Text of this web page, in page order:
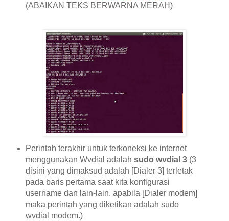
(ABAIKAN TEKS BERWARNA MERAH)
Perintah terakhir untuk terkoneksi ke internet
menggunakan Wvdial adalah sudo wvdial 3 (3
disini yang dimaksud adalah [Dialer 3] terletak
pada baris pertama saat kita konfigurasi
username dan lain-lain. apabila [Dialer modem]
maka perintah yang diketikan adalah sudo
wvdial modem.)